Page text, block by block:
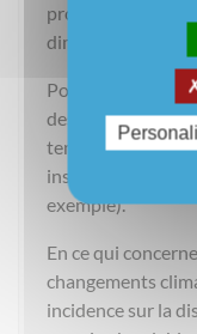
produits et
diminution des
Pour les
des changements
températures
installations
exemple).
En ce qui
changements
incidence sur la